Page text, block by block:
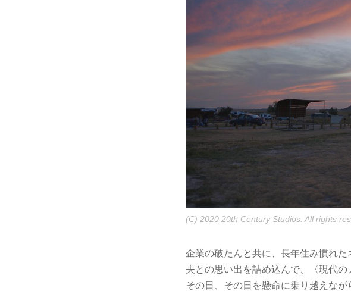
(C) 2020 20th Century Studios. All rights
企業の破たんと共に、長年住み慣れ
夫との思い出を詰め込んで、〈現代
その日、その日を懸命に乗り越えな